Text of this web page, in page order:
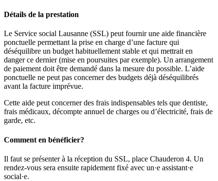
Détails de la prestation
Le Service social Lausanne (SSL) peut fournir une aide financière
ponctuelle permettant la prise en charge d’une facture qui
déséquilibre un budget habituellement stable et qui mettrait en
danger ce dernier (mise en poursuites par exemple). Un arrangement
de paiement doit être demandé dans la mesure du possible. L’aide
ponctuelle ne peut pas concerner des budgets déjà déséquilibrés
avant la facture imprévue.
Cette aide peut concerner des frais indispensables tels que dentiste,
frais médicaux, décompte annuel de charges ou d’électricité, frais de
garde, etc.
Comment en bénéficier?
Il faut se présenter à la réception du SSL, place Chauderon 4. Un
rendez-vous sera ensuite rapidement fixé avec un·e assistant·e
social·e.